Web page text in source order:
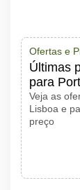
Ofertas e
Últimas
para
Veja as
Lisboa e
preço